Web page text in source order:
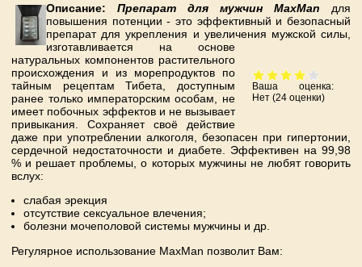
Ваша оценка:
Нет (24оценки)
Описание: Препарат для мужчин MaxMan для
повышения потенции - это эффективный и безопасный
препарат для укрепления и увеличения мужской силы,
изготавливается на основе
натуральных компонентов растительного
происхождения и из морепродуктов по
тайным рецептам Тибета, доступным
ранее только императорским особам, не
имеет побочных эффектов и не вызывает
привыкания. Сохраняет своё действие
даже при употреблении алкоголя, безопасен при гипертонии,
сердечной недостаточности и диабете. Эффективен на 99,98
% и решает проблемы, о которых мужчины не любят говорить
вслух:
слабая эрекция
отсутствие сексуальное влечения;
болезни мочеполовой системы мужчины и др.
Регулярное использование MaxMan позволит Вам: